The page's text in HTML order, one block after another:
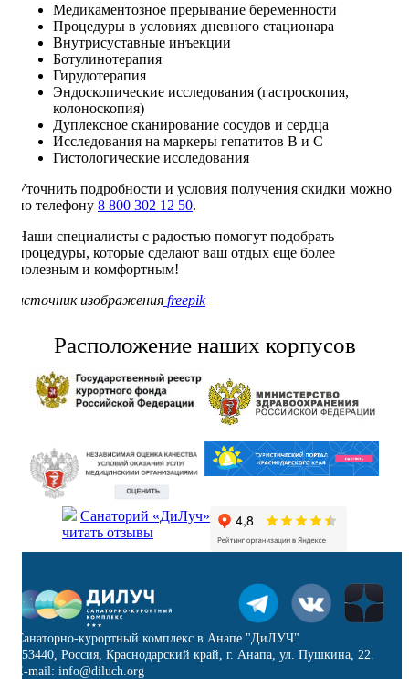
Медикаментозное прерывание беременности
Процедуры в условиях дневного стационара
Внутрисуставные инъекции
Ботулинотерапия
Гирудотерапия
Эндоскопические исследования (гастроскопия,
колоноскопия)
Дуплексное сканирование сосудов и сердца
Исследования на маркеры гепатитов B и C
Гистологические исследования
Уточнить подробности и условия получения скидки можно
по телефону 8 800 302 12 50.
Наши специалисты с радостью помогут подобрать
процедуры, которые сделают ваш отдых еще более
полезным и комфортным!
источник изображения freepik
Расположение наших корпусов
Санаторий «ДиЛуч»
читать отзывы
Санаторно-курортный комплекс в Анапе "ДиЛУЧ"
353440, Россия, Краснодарский край, г. Анапа, ул. Пушкина, 22.
E-mail: info@diluch.org